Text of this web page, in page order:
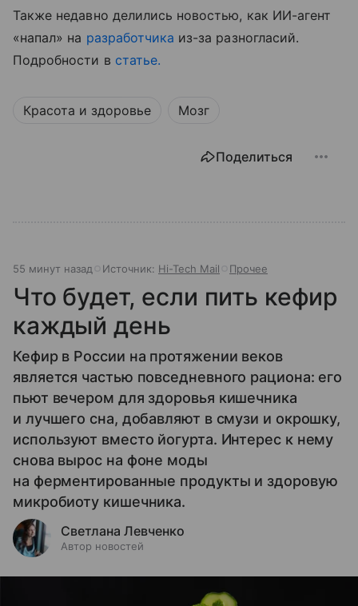
Также недавно делились новостью, как ИИ-агент
«напал» на разработчика из-за разногласий.
Подробности в статье.
Красота и здоровье Мозг
Поделиться
55 минут назад Источник: Hi-Tech Mail Прочее
Что будет, если пить кефир
каждый день
Кефир в России на протяжении веков
является частью повседневного рациона: его
пьют вечером для здоровья кишечника
и лучшего сна, добавляют в смузи и окрошку,
используют вместо йогурта. Интерес к нему
снова вырос на фоне моды
на ферментированные продукты и здоровую
микробиоту кишечника.
Светлана Левченко
Автор новостей